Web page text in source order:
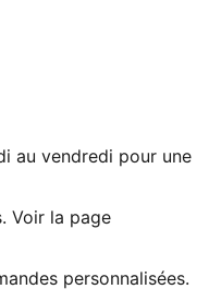
90 % de matériaux
au vendredi pour une
Voir la page
personnalisées.